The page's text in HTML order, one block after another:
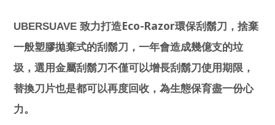
UBERSUAVE 致力打造Eco-Razor環保刮鬍刀，捨棄
一般塑膠拋棄式的刮鬍刀，一年會造成幾億支的垃
圾，選用金屬刮鬍刀不僅可以增長刮鬍刀使用期限，
替換刀片也是都可以再度回收，為生態保育盡一份心
力。